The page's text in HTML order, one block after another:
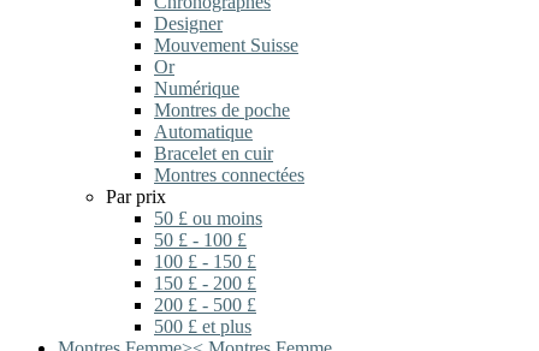
Designer
Mouvement Suisse
Or
Numérique
Montres de poche
Automatique
Bracelet en cuir
Montres connectées
Par prix
50 £ ou moins
50 £ - 100 £
100 £ - 150 £
150 £ - 200 £
200 £ - 500 £
500 £ et plus